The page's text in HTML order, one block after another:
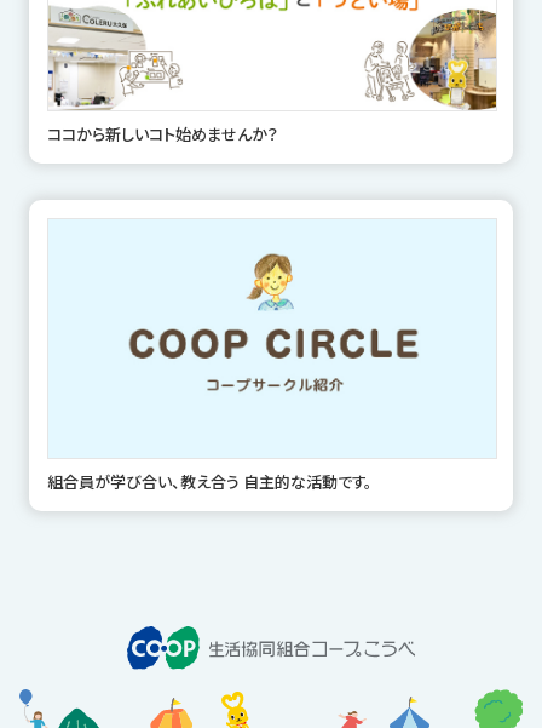
ココから新しいコト始めませんか？
組合員が学び合い、教え合う 自主的な活動です。